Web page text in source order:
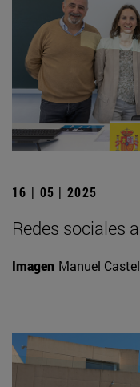
16 | 05 | 2025
Redes sociales
Imagen Manuel